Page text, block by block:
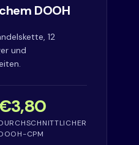
DOOH
12
und
CPM